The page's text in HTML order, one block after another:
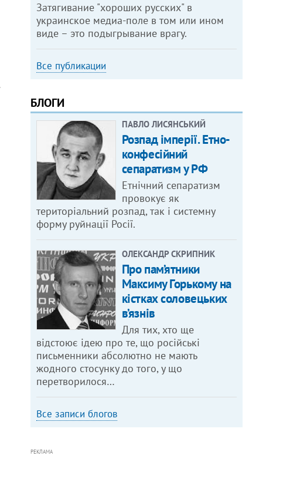
Затягивание "хороших русских" в
украинское медиа-поле в том или ином
виде – это подыгрывание врагу.
Все публикации
БЛОГИ
ПАВЛО ЛИСЯНСЬКИЙ
Розпад імперії. Етно-
конфесійний
сепаратизм у РФ
Етнічний сепаратизм
провокує як
територіальний розпад, так і системну
форму руйнації Росії.
ОЛЕКСАНДР СКРИПНИК
Про пам’ятники
Максиму Горькому на
кістках соловецьких
в’язнів
Для тих, хто ще
відстоює ідею про те, що російські
письменники абсолютно не мають
жодного стосунку до того, у що
перетворилося…
Все записи блогов
РЕКЛАМА